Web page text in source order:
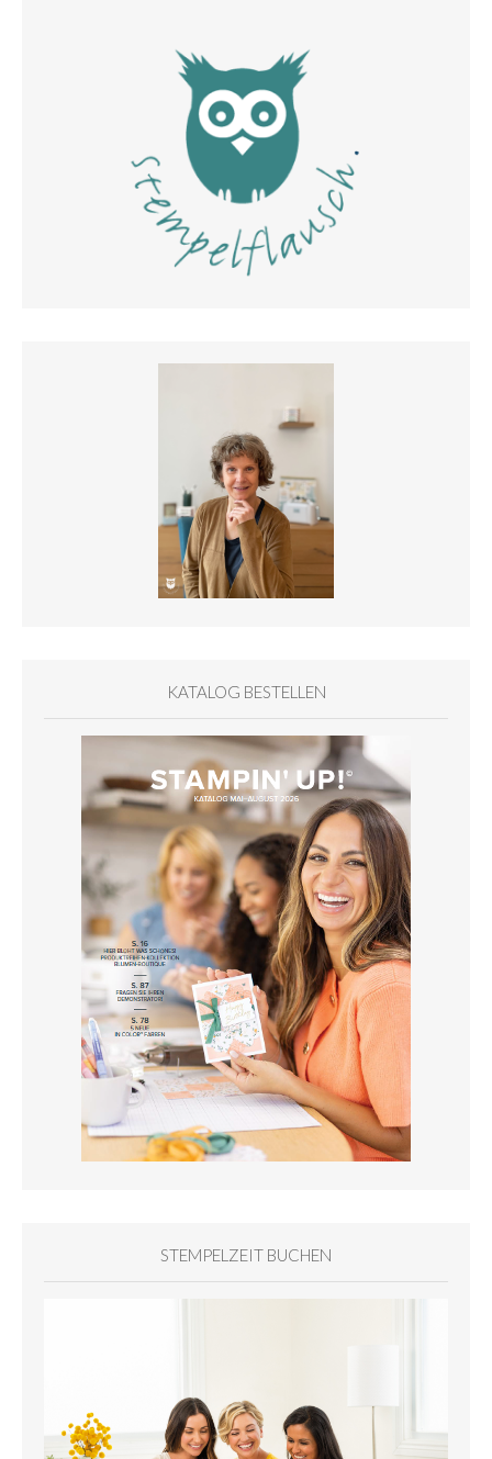
KATALOG BESTELLEN
STEMPELZEIT BUCHEN